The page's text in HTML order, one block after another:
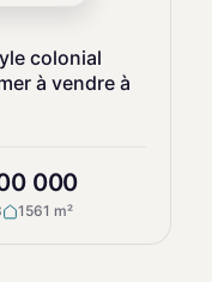
colonial
à vendre à
000
1561 m²